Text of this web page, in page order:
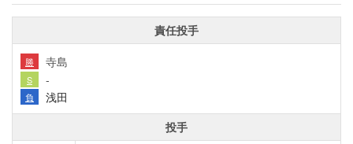
責任投手
勝 寺島
S -
負
浅田
投手